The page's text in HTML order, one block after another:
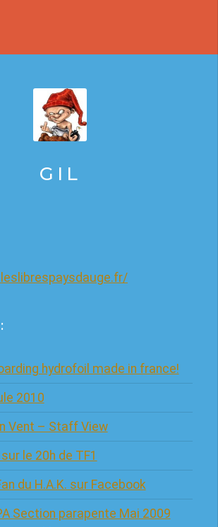
GIL
hydrofoil made in france!
2010
Vent – Staff View
le 20h de TF1
du H.A.K. sur Facebook
Section parapente Mai 2009